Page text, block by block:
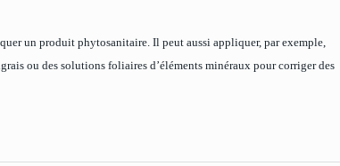
un produit phytosanitaire. Il peut aussi appliquer, par exemple,
ou des solutions foliaires d’éléments minéraux pour corriger des